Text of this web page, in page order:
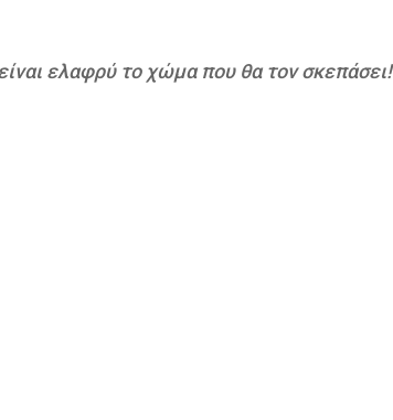
ελαφρύ το χώμα που θα τον σκεπάσει!